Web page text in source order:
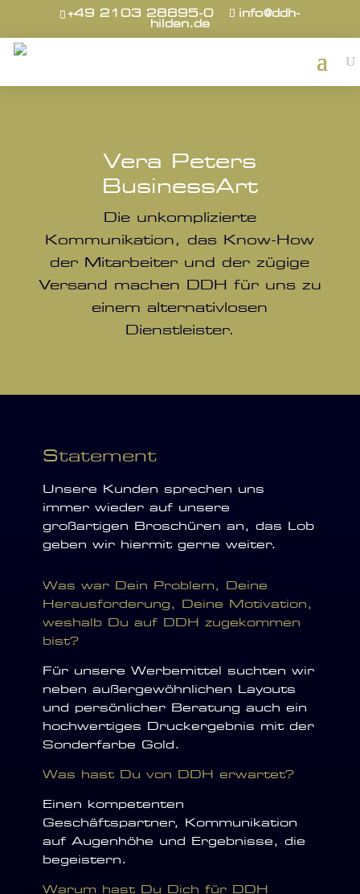
+49 2103 28895-0
info@ddh-
hilden.de
Vera Peters
BusinessArt
Die unkomplizierte
Kommunikation, das Know-How
der Mitarbeiter und der zügige
Versand machen DDH für uns zu
einem alternativlosen
Dienstleister.
Statement
Unsere Kunden sprechen uns
immer wieder auf unsere
großartigen Broschüren an, das Lob
geben wir hiermit gerne weiter.
Was war Dein Problem, Deine
Herausforderung, Deine Motivation,
weshalb Du auf DDH zugekommen
bist?
Für unsere Werbemittel suchten wir
neben außergewöhnlichen Layouts
und persönlicher Beratung auch ein
hochwertiges Druckergebnis mit der
Sonderfarbe Gold.
Was hast Du von DDH erwartet?
Einen kompetenten
Geschäftspartner, Kommunikation
auf Augenhöhe und Ergebnisse, die
begeistern.
Warum hast Du Dich für DDH